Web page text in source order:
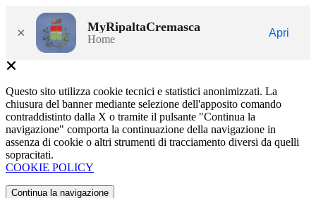
× MyRipaltaCremasca
Home
Apri
Questo sito utilizza cookie tecnici e statistici anonimizzati. La
chiusura del banner mediante selezione dell'apposito comando
contraddistinto dalla X o tramite il pulsante "Continua la
navigazione" comporta la continuazione della navigazione in
assenza di cookie o altri strumenti di tracciamento diversi da quelli
sopracitati.
COOKIE POLICY
Continua la navigazione